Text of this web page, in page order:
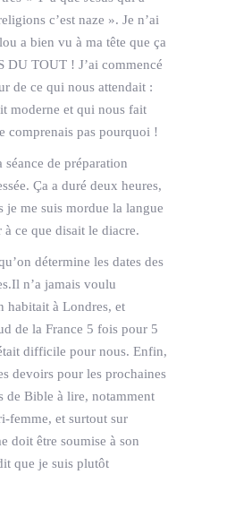
c’est naze ». Je n’ai
a bien vu à ma tête que ça
DU TOUT ! J’ai commencé
de ce qui nous attendait :
moderne et qui nous fait
comprenais pas pourquoi !
séance de préparation
Ça a duré deux heures,
je me suis mordue la langue
à ce que disait le diacre.
détermine les dates des
n’a jamais voulu
habitait à Londres, et
de la France 5 fois pour 5
difficile pour nous. Enfin,
devoirs pour les prochaines
de Bible à lire, notamment
femme, et surtout sur
doit être soumise à son
que je suis plutôt